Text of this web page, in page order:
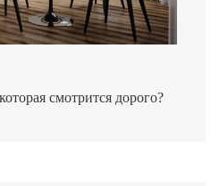
смотрится дорого?